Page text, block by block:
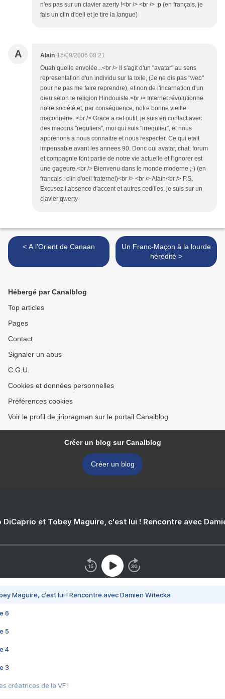
n'es pas sur un clavier azerty !<br /> <br /> ;p (en français, je
fais un clin d'oeil et je tire la langue)
A Alain 15/09/2006 08:21
Ouah quelle envolée...<br /> Il s'agit d'un "avatar" au sens
representation d'un individu sur la toile, (Je ne dis pas "web"
pour ne pas me faire reprendre), et non de l'incarnation d'un
dieu selon le religion Hindouiste.<br /> Internet révolutionne
notre société et, par conséquence, notre bonne vieille
maconnerie. <br /> Grace a cet outil, je suis en contact avec
des macons "reguliers", moi qui suis "irregulier", et nous
apprenons a nous connaitre et nous respecter. Ce qui etait
impensable avant les annees 90. Donc oui avatar, chat, forum
et compagnie font partie de notre vie actuelle et l'ignorer est
une gageure.<br /> Bienvenu dans le monde moderne ;-) (en
francais : clin d'oeil fraternel)<br /> <br /> Alain<br /> P.S.
Excusez l,absence d'accent et autres cedilles, je suis sur un
clavier qwerty
< A l'Orient de Canaan
Un Franc-Maçon à la lourde
hérédité >
Hébergé par Canalblog
Top articles
Pages
Contact
Signaler un abus
C.G.U.
Cookies et données personnelles
Préférences cookies
Voir le profil de jiripragman sur le portail Canalblog
Créer un blog sur Canalblog
Créer un blog
DiCaprio et Tobey Maguire, c'est lui ! Rencontre avec
Maguire, c'est lui ! Rencontre avec Damien Witecka
6
5
4
3
créatrices de la VF !